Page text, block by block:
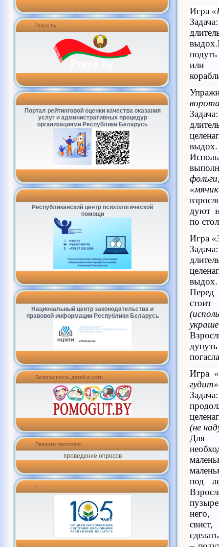
Pravo.by
Портал рейтинговой оценки качества оказания
услуг и административных процедур
организациями Республики Беларусь
Республиканский центр психологической
помощи
Национальный центр законодательства и
правовой информации Республики Беларусь
Безопасность детей в сети
Введите заголовок
проведение опросов
-
Игра
или
выдох.
дуют
по
Игра
выдох.
Перед
Игра
гудит»
(не
Для
под
него,